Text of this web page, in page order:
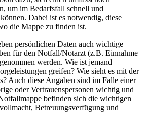
um im Bedarfsfall schnell und
Dabei ist es notwendig, diese
die Mappe zu finden ist.
persönlichen Daten auch wichtige
für den Notfall/Notarzt (z.B. Einnahme
werden. Wie ist jemand
greifen? Wie sieht es mit der
Auch diese Angaben sind im Falle einer
oder Vertrauenspersonen wichtig und
befinden sich die wichtigen
Betreuungsverfügung und